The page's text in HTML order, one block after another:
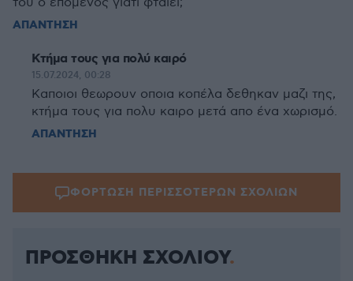
ΑΠΑΝΤΗΣΗ
Κτήμα τους για πολύ καιρό
15.07.2024, 00:28
Καποιοι θεωρουν οποια κοπέλα δεθηκαν μαζι της,
κτήμα τους για πολυ καιρο μετά απο ένα χωρισμό.
ΑΠΑΝΤΗΣΗ
ΦΟΡΤΩΣΗ ΠΕΡΙΣΣΟΤΕΡΩΝ ΣΧΟΛΙΩΝ
ΠΡΟΣΘΗΚΗ ΣΧΟΛΙΟΥ